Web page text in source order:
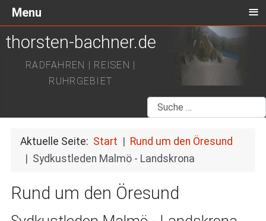
thorsten-bachner.de
RADFAHREN | REISEN |
RUHRGEBIET
Suchen
Aktuelle Seite: Start
Rund um den Öresund
Sydkustleden Malmö - Landskrona
Rund um den Öresund
Menu ≡